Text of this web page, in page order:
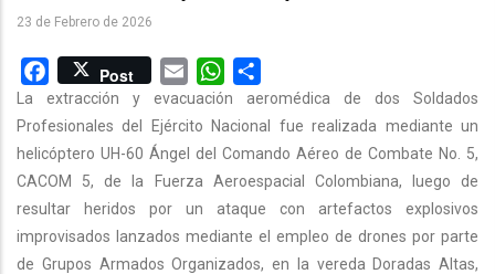
23 de Febrero de 2026
Facebook
Post Email WhatsApp
La extracción y evacuación aeromédica de dos Soldados
Profesionales del Ejército Nacional fue realizada mediante un
helicóptero UH-60 Ángel del Comando Aéreo de Combate No. 5,
CACOM 5, de la Fuerza Aeroespacial Colombiana, luego de
resultar heridos por un ataque con artefactos explosivos
improvisados lanzados mediante el empleo de drones por parte
de Grupos Armados Organizados, en la vereda Doradas Altas,